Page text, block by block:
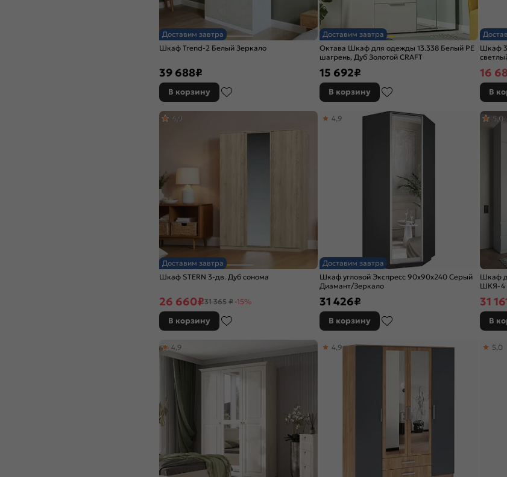
Доставим завтра
Шкаф Trend-2 Белый Зеркало
39 688₽
В корзину
Доставим завтра
Октава Шкаф для одежды 13.338 Белый PE
шагрень, Дуб Золотой CRAFT
15 692₽
В корзину
Шкаф
16
В
Доставим завтра
Шкаф STERN 3-дв. Дуб сонома
4,9
26 660₽31 365 ₽ -15%
В корзину
Доставим завтра
Шкаф угловой Экспресс 90х90х240 Серый
Диамант/Зеркало
4,9
31 426₽
В корзину
Шкаф
ШКЯ-4
5,0
31
В
4,9 4,9 5,0